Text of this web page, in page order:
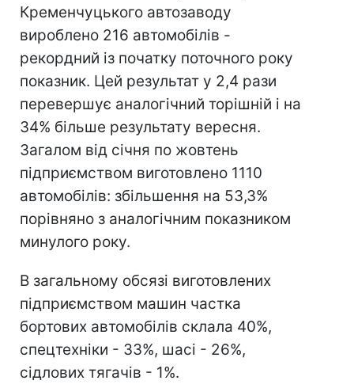
Кременчуцького автозаводу
вироблено 216 автомобілів -
рекордний із початку поточного року
показник. Цей результат у 2,4 рази
перевершує аналогічний торішній і на
34% більше результату вересня.
Загалом від січня по жовтень
підприємством виготовлено 1110
автомобілів: збільшення на 53,3%
порівняно з аналогічним показником
минулого року.
В загальному обсязі виготовлених
підприємством машин частка
бортових автомобілів склала 40%,
спецтехніки - 33%, шасі - 26%,
сідлових тягачів - 1%.